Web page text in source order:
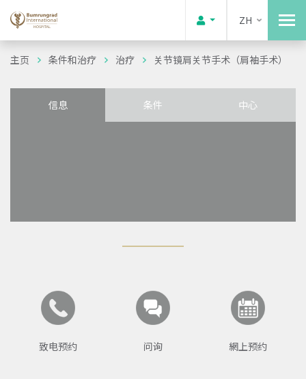
ZH
主页 条件和治疗 治疗 关节镜肩关节手术（肩袖手术）
信息 条件 中心
致电预约 问询 網上预约